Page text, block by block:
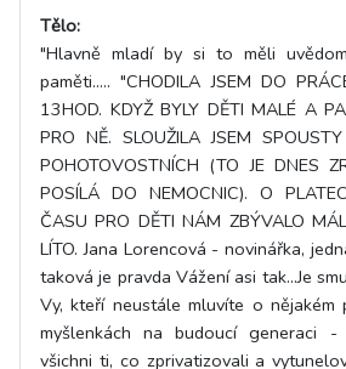
Tělo:
"Hlavně mladí by si to měli
paměti..... "CHODILA JSEM DO
13HOD. KDYŽ BYLY DĚTI MALÉ A
PRO NĚ. SLOUŽILA JSEM
POHOTOVOSTNÍCH (TO JE DNES
POSÍLÁ DO NEMOCNIC). O
ČASU PRO DĚTI NÁM ZBÝVALO
LÍTO. Jana Lorencová - novinářka,
taková je pravda Vážení asi tak...Je
Vy, kteří neustále mluvíte o nějakém
myšlenkách na budoucí generaci
všichni ti, co zprivatizovali a